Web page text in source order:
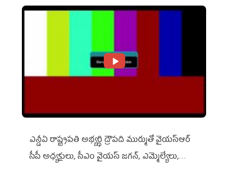
ఎన్డీఏ రాష్ట్ర‌ప‌తి అభ్య‌ర్థి ద్రౌప‌ది ముర్ముతో వైయ‌స్ఆర్
సీపీ అధ్య‌క్షులు, సీఎం వైయ‌స్ జ‌గ‌న్, ఎమ్మెల్యేలు,